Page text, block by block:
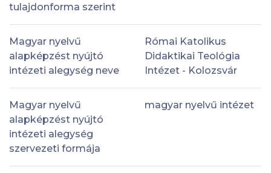
tulajdonforma szerint
Magyar nyelvű
alapképzést nyújtó
intézeti alegység neve
Római Katolikus
Didaktikai Teológia
Intézet - Kolozsvár
Magyar nyelvű
alapképzést nyújtó
intézeti alegység
szervezeti formája
magyar nyelvű intézet